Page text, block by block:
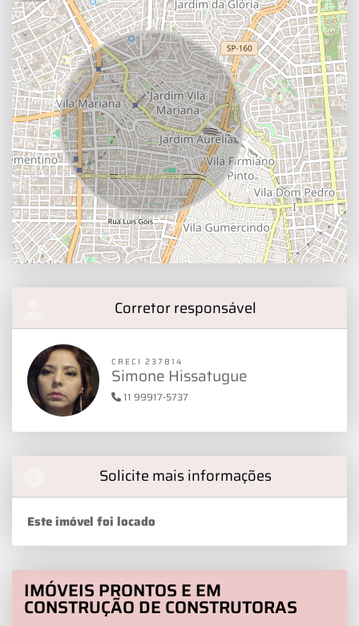
Corretor responsável
CRECI 237814
Simone Hissatugue
11 99917-5737
Solicite mais informações
Este imóvel foi locado
IMÓVEIS PRONTOS E EM
CONSTRUÇÃO DE CONSTRUTORAS